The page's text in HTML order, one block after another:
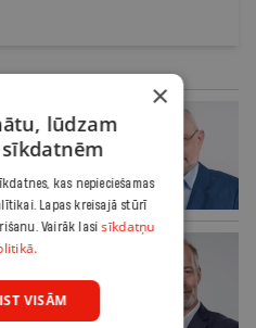
×
lūdzam
kas nepieciešamas
Lapas kreisajā stūrī
Vairāk lasisīkdatņu
VISĀM